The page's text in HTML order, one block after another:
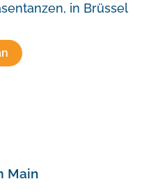
in Brüssel
Main